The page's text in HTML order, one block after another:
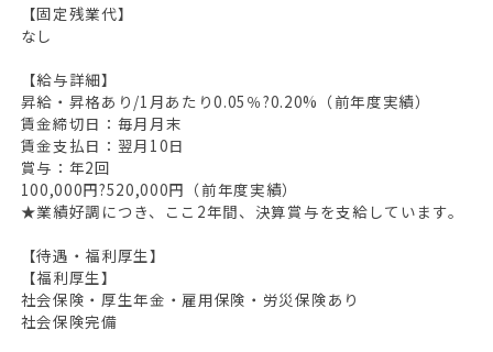
【固定残業代】
なし
【給与詳細】
昇給・昇格あり/1月あたり0.05％?0.20%（前年度実績）
賃金締切日：毎月月末
賃金支払日：翌月10日
賞与：年2回
100,000円?520,000円（前年度実績）
★業績好調につき、ここ2年間、決算賞与を支給しています。
【待遇・福利厚生】
【福利厚生】
社会保険・厚生年金・雇用保険・労災保険あり
社会保険完備